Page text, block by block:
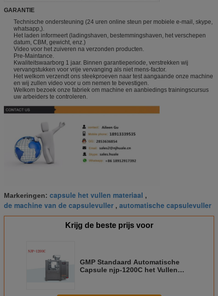
GARANTIE
Technische ondersteuning (24 uren online steun per mobiele e-mail, skype,
whatsapp,).
Het laden informeert (ladingshaven, bestemmingshaven, het verschepen
datum, CBM, gewicht, enz.)
Video voor het zuiveren na verzonden producten.
Pre-Maintance.
Kwaliteitswaarborg 1 jaar. Binnen garantieperiode, verstrekken wij
vervangstukken voor vrije vervanging als niet mens-factor.
Het welkom verzendt ons steekproeven naar test aangaande onze machine
en wij zullen video voor u om nemen te bevestigen.
Welkom bezoek onze fabriek om machine en aanbiedings trainingscursus
uw arbeiders te controleren.
Markeringen: capsule het vullen materiaal ,
de machine van de capsulevuller , automatische capsulevuller
Krijg de beste prijs voor
GMP Standaard Automatische
Capsule njp-1200C het Vullen